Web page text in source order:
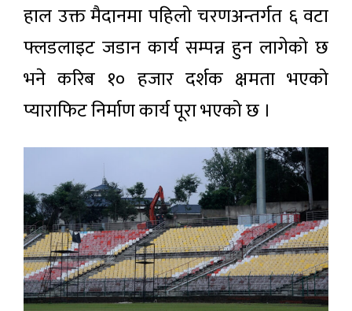
हाल उक्त मैदानमा पहिलो चरणअन्तर्गत ६ वटा
फ्लडलाइट जडान कार्य सम्पन्न हुन लागेको छ
भने करिब १० हजार दर्शक क्षमता भएको
प्याराफिट निर्माण कार्य पूरा भएको छ ।